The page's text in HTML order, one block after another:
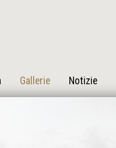
Gallerie Notizie